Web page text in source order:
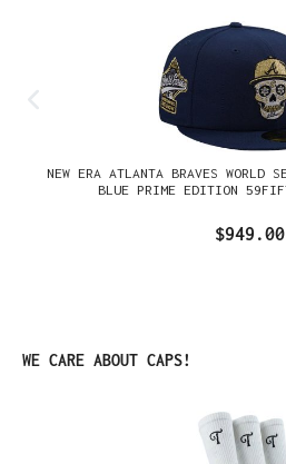
NEW ERA ATLANTA BRAVES WORLD
BLUE PRIME EDITION
$949.00
Omitir la galería de productos
WE CARE ABOUT CAPS!